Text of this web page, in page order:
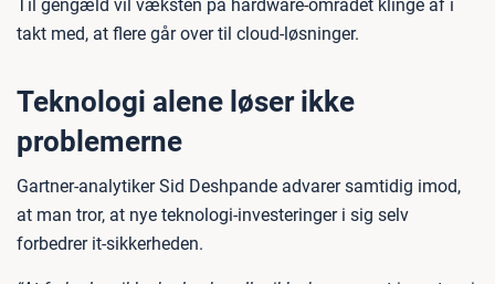
Til gengæld vil væksten på hardware-området klinge af i
takt med, at flere går over til cloud-løsninger.
Teknologi alene løser ikke
problemerne
Gartner-analytiker Sid Deshpande advarer samtidig imod,
at man tror, at nye teknologi-investeringer i sig selv
forbedrer it-sikkerheden.